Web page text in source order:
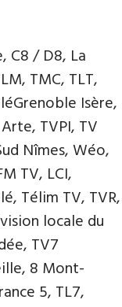
C8 / D8, La
TMC, TLT,
Isère,
TVPI, TV
Nîmes, Wéo,
TV, LCI,
Télim TV, TVR,
locale du
TV7
8 Mont-
5, TL7,